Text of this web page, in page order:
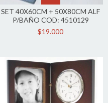
SET 40X60CM + 50X80CM ALF
P/BAÑO COD: 4510129
$19.000